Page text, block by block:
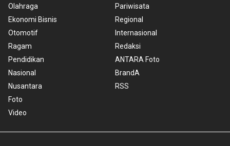
Olahraga
Ekonomi Bisnis
Otomotif
Ragam
Pendidikan
Nasional
Nusantara
Foto
Video
Pariwisata
Regional
Internasional
Redaksi
ANTARA Foto
BrandA
RSS